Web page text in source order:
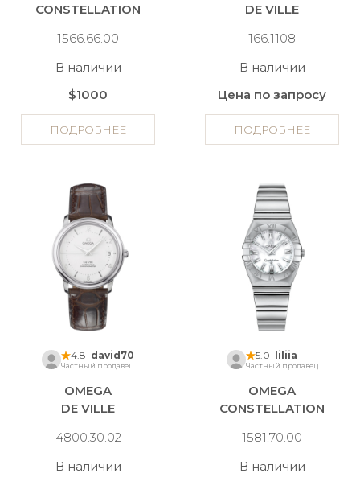
CONSTELLATION
1566.66.00
В наличии
$1000
ПОДРОБНЕЕ
DE VILLE
166.1108
В наличии
Цена по запросу
ПОДРОБНЕЕ
4.8 david70
Частный продавец
OMEGA
DE VILLE
4800.30.02
В наличии
5.0 liliia
Частный продавец
OMEGA
CONSTELLATION
1581.70.00
В наличии